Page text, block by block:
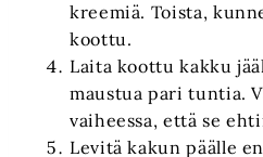
kreemiä. Toista,
koottu.
Laita koottu kakku
maustua pari tuntia.
vaiheessa, että se
Levitä kakun päälle